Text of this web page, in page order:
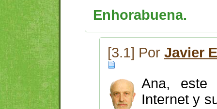
Enhorabuena.
[3.1] Por Javier
Ana, este
Internet y